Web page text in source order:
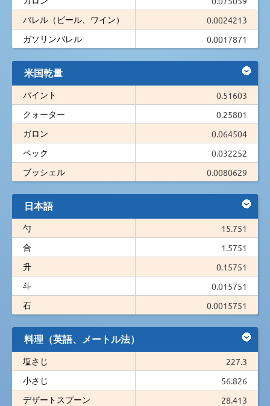
バレル（ビール、ワイン）
0.0024213
ガソリンバレル
0.0017871
米国乾量
パイント
0.51603
クォーター
0.25801
ガロン
0.064504
ペック
0.032252
ブッシェル
0.0080629
日本語
勺
15.751
合
1.5751
升
0.15751
斗
0.015751
石
0.0015751
料理（英語、メートル法）
塩さじ
227.3
小さじ
56.826
デザートスプーン
28.413